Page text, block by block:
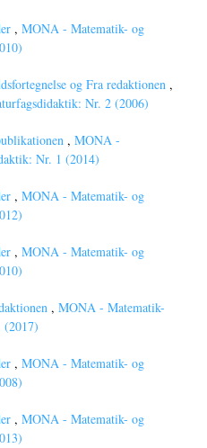
, MONA - Matematik- og
og Fra redaktionen ,
Nr. 2 (2006)
, MONA -
Nr. 1 (2014)
, MONA - Matematik- og
, MONA - Matematik- og
, MONA - Matematik-
(2017)
, MONA - Matematik- og
, MONA - Matematik- og